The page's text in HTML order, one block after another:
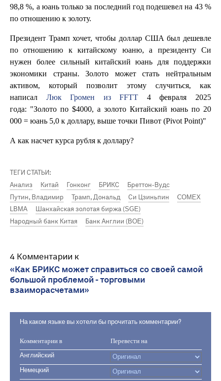
98,8 %, а юань только за последний год подешевел на 43 %
по отношению к золоту.
Президент Трамп хочет, чтобы доллар США был дешевле
по отношению к китайскому юаню, а президенту Си
нужен более сильный китайский юань для поддержки
экономики страны. Золото может стать нейтральным
активом, который позволит этому случиться, как
написал Люк Громен из FFTT 4 февраля 2025
года: "Золото по $4000, а золото Китайский юань по 20
000 = юань 5,0 к доллару, выше точки Пивот (Pivot Point)"
А как насчет курса рубля к доллару?
ТЕГИ СТАТЬИ:
Анализ
Китай Гонконг БРИКС
Бреттон-Вудс
Путин, Владимир
Трамп, Дональд Си Цзиньпин
COMEX
LBMA
Шанхайская золотая биржа (SGE)
Народный банк Китая
Банк Англии (BOE)
4 Комментарии к
«Как БРИКС может справиться со своей самой
большой проблемой - торговыми
взаиморасчетами»
На каком языке вы хотели бы прочитать комментарии?
Комментарии в Перевести на
Английский
Немецкий